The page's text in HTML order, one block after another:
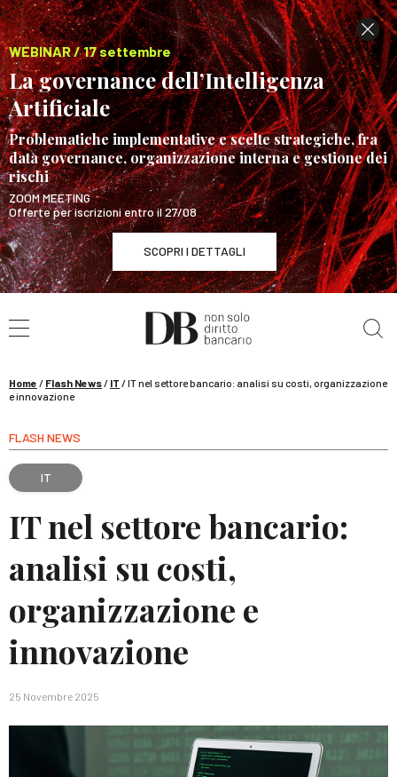
WEBINAR / 17 settembre
La governance dell’Intelligenza
Artificiale
Problematiche implementative e scelte strategiche, fra
data governance, organizzazione interna e gestione dei
rischi
ZOOM MEETING
Offerte per iscrizioni entro il 27/08
SCOPRI I DETTAGLI
WEBINAR / 17 settembre
La governance dell’Intelligenza Artificiale
Home / Flash News/ IT /IT nel settore bancario: analisi su costi, organizzazione
e innovazione
FLASH NEWS
IT
IT nel settore bancario:
analisi su costi,
organizzazione e
innovazione
25 Novembre 2025